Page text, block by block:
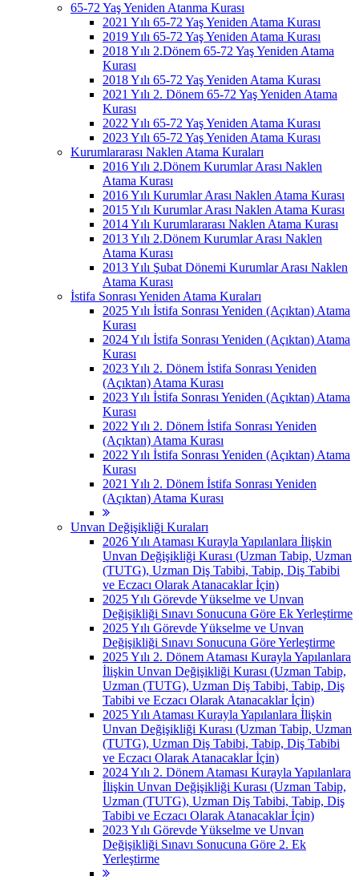
65-72 Yaş Yeniden Atanma Kurası
2021 Yılı 65-72 Yaş Yeniden Atama Kurası
2019 Yılı 65-72 Yaş Yeniden Atama Kurası
2018 Yılı 2.Dönem 65-72 Yaş Yeniden Atama
Kurası
2018 Yılı 65-72 Yaş Yeniden Atama Kurası
2021 Yılı 2. Dönem 65-72 Yaş Yeniden Atama
Kurası
2022 Yılı 65-72 Yaş Yeniden Atama Kurası
2023 Yılı 65-72 Yaş Yeniden Atama Kurası
Kurumlararası Naklen Atama Kuraları
2016 Yılı 2.Dönem Kurumlar Arası Naklen
Atama Kurası
2016 Yılı Kurumlar Arası Naklen Atama Kurası
2015 Yılı Kurumlar Arası Naklen Atama Kurası
2014 Yılı Kurumlararası Naklen Atama Kurası
2013 Yılı 2.Dönem Kurumlar Arası Naklen
Atama Kurası
2013 Yılı Şubat Dönemi Kurumlar Arası Naklen
Atama Kurası
İstifa Sonrası Yeniden Atama Kuraları
2025 Yılı İstifa Sonrası Yeniden (Açıktan) Atama
Kurası
2024 Yılı İstifa Sonrası Yeniden (Açıktan) Atama
Kurası
2023 Yılı 2. Dönem İstifa Sonrası Yeniden
(Açıktan) Atama Kurası
2023 Yılı İstifa Sonrası Yeniden (Açıktan) Atama
Kurası
2022 Yılı 2. Dönem İstifa Sonrası Yeniden
(Açıktan) Atama Kurası
2022 Yılı İstifa Sonrası Yeniden (Açıktan) Atama
Kurası
2021 Yılı 2. Dönem İstifa Sonrası Yeniden
(Açıktan) Atama Kurası
Unvan Değişikliği Kuraları
2026 Yılı Ataması Kurayla Yapılanlara İlişkin
Unvan Değişikliği Kurası (Uzman Tabip, Uzman
(TUTG), Uzman Diş Tabibi, Tabip, Diş Tabibi
ve Eczacı Olarak Atanacaklar İçin)
2025 Yılı Görevde Yükselme ve Unvan
Değişikliği Sınavı Sonucuna Göre Ek Yerleştirme
2025 Yılı Görevde Yükselme ve Unvan
Değişikliği Sınavı Sonucuna Göre Yerleştirme
2025 Yılı 2. Dönem Ataması Kurayla Yapılanlara
İlişkin Unvan Değişikliği Kurası (Uzman Tabip,
Uzman (TUTG), Uzman Diş Tabibi, Tabip, Diş
Tabibi ve Eczacı Olarak Atanacaklar İçin)
2025 Yılı Ataması Kurayla Yapılanlara İlişkin
Unvan Değişikliği Kurası (Uzman Tabip, Uzman
(TUTG), Uzman Diş Tabibi, Tabip, Diş Tabibi
ve Eczacı Olarak Atanacaklar İçin)
2024 Yılı 2. Dönem Ataması Kurayla Yapılanlara
İlişkin Unvan Değişikliği Kurası (Uzman Tabip,
Uzman (TUTG), Uzman Diş Tabibi, Tabip, Diş
Tabibi ve Eczacı Olarak Atanacaklar İçin)
2023 Yılı Görevde Yükselme ve Unvan
Değişikliği Sınavı Sonucuna Göre 2. Ek
Yerleştirme